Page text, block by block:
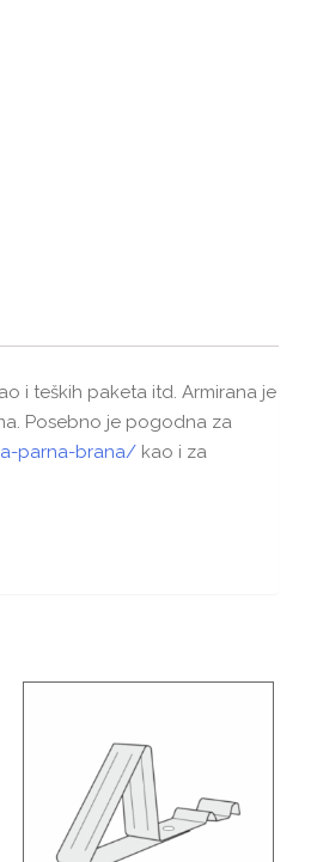
i teških paketa itd. Armirana je
Posebno je pogodna za
parna-brana/kao i za